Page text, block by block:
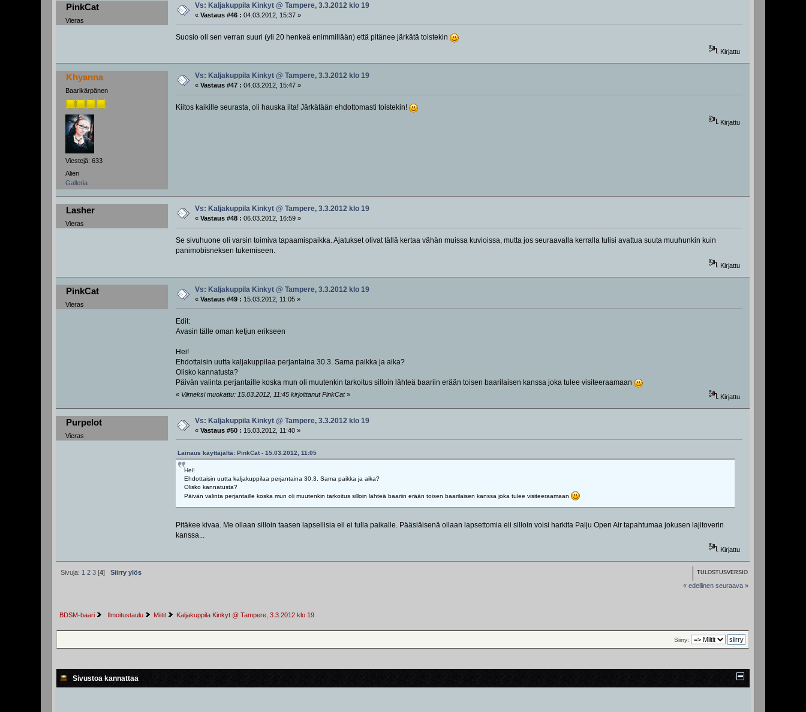
PinkCat
Vieras
Vs: Kaljakuppila Kinkyt @ Tampere, 3.3.2012 klo 19
«Vastaus #46 : 04.03.2012, 15:37 »
Suosio oli sen verran suuri (yli 20 henkeä enimmillään) että pitänee järkätä toistekin
Kirjattu
Khyanna
Baarikärpänen
Viestejä: 633
Alien
Galleria
Vs: Kaljakuppila Kinkyt @ Tampere, 3.3.2012 klo 19
«Vastaus #47 : 04.03.2012, 15:47 »
Kiitos kaikille seurasta, oli hauska ilta! Järkätään ehdottomasti toistekin!
Kirjattu
Lasher
Vieras
Vs: Kaljakuppila Kinkyt @ Tampere, 3.3.2012 klo 19
«Vastaus #48 : 06.03.2012, 16:59 »
Se sivuhuone oli varsin toimiva tapaamispaikka. Ajatukset olivat tällä kertaa vähän muissa kuvioissa, mutta jos seuraavalla kerralla tulisi avattua suuta muuhunkin kuin
panimobisneksen tukemiseen.
Kirjattu
PinkCat
Vieras
Vs: Kaljakuppila Kinkyt @ Tampere, 3.3.2012 klo 19
«Vastaus #49 : 15.03.2012, 11:05 »
Edit:
Avasin tälle oman ketjun erikseen
Hei!
Ehdottaisin uutta kaljakuppilaa perjantaina 30.3. Sama paikka ja aika?
Olisko kannatusta?
Päivän valinta perjantaille koska mun oli muutenkin tarkoitus silloin lähteä baariin erään toisen baarilaisen kanssa joka tulee visiteeraamaan
« Viimeksi muokattu: 15.03.2012, 11:45 kirjoittanut PinkCat» Kirjattu
Purpelot
Vieras
Vs: Kaljakuppila Kinkyt @ Tampere, 3.3.2012 klo 19
«Vastaus #50 : 15.03.2012, 11:40 »
Lainaus käyttäjältä: PinkCat - 15.03.2012, 11:05
Hei!
Ehdottaisin uutta kaljakuppilaa perjantaina 30.3. Sama paikka ja aika?
Olisko kannatusta?
Päivän valinta perjantaille koska mun oli muutenkin tarkoitus silloin lähteä baariin erään toisen baarilaisen kanssa joka tulee visiteeraamaan
Pitäkee kivaa. Me ollaan silloin taasen lapsellisia eli ei tulla paikalle. Pääsiäisenä ollaan lapsettomia eli silloin voisi harkita Palju Open Air tapahtumaa jokusen lajitoverin
kanssa...
Kirjattu
TULOSTUSVERSIO
Sivuja: 1 2 3 [4]Siirry ylös
« edellinen seuraava »
BDSM-baari Ilmoitustaulu Miitit Kaljakuppila Kinkyt @ Tampere, 3.3.2012 klo 19
Siirry:
Sivustoa kannattaa